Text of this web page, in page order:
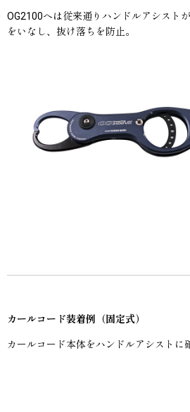
OG2100へは従来通りハンドルアシスト
をいなし、抜け落ちを防止。
カールコード装着例（固定式）
カールコード本体をハンドルアシストに